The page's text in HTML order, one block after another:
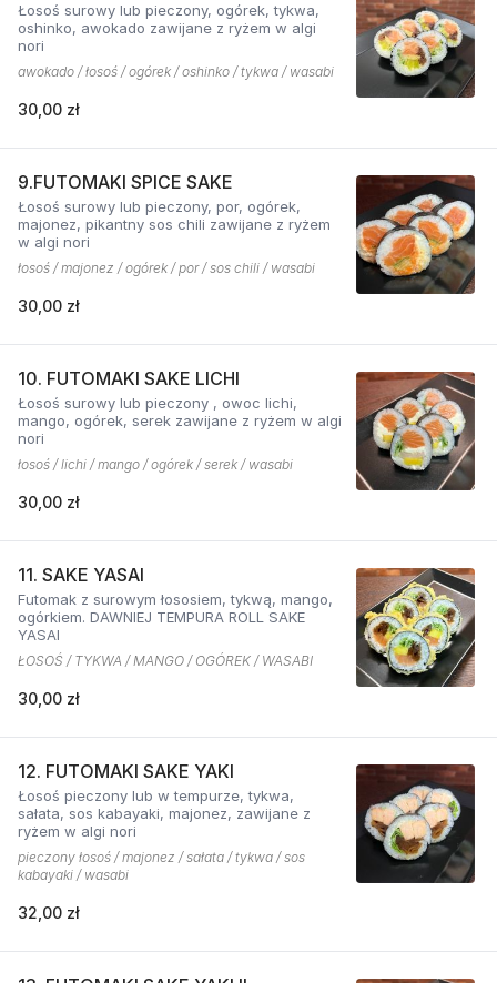
Łosoś surowy lub pieczony, ogórek, tykwa,
oshinko, awokado zawijane z ryżem w algi
nori
awokado / łosoś / ogórek / oshinko / tykwa / wasabi
30,00 zł
9.FUTOMAKI SPICE SAKE
Łosoś surowy lub pieczony, por, ogórek,
majonez, pikantny sos chili zawijane z ryżem
w algi nori
łosoś / majonez / ogórek / por / sos chili / wasabi
30,00 zł
10. FUTOMAKI SAKE LICHI
Łosoś surowy lub pieczony , owoc lichi,
mango, ogórek, serek zawijane z ryżem w algi
nori
łosoś / lichi / mango / ogórek / serek / wasabi
30,00 zł
11. SAKE YASAI
Futomak z surowym łososiem, tykwą, mango,
ogórkiem. DAWNIEJ TEMPURA ROLL SAKE
YASAI
ŁOSOŚ / TYKWA / MANGO / OGÓREK / WASABI
30,00 zł
12. FUTOMAKI SAKE YAKI
Łosoś pieczony lub w tempurze, tykwa,
sałata, sos kabayaki, majonez, zawijane z
ryżem w algi nori
pieczony łosoś / majonez / sałata / tykwa / sos
kabayaki / wasabi
32,00 zł